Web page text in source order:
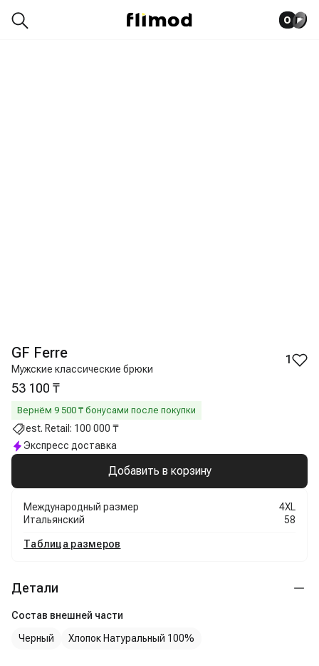
0
GF Ferre
Мужские классические брюки
1
53 100 ₸
Вернём 9 500 ₸ бонусами после покупки
est. Retail: 100 000 ₸
Экспресс доставка
Добавить в корзину
Международный размер
4XL
Итальянский
58
Таблица размеров
Детали
Состав внешней части
Черный
Хлопок Натуральный 100%